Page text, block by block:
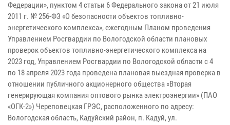
Федерации», пунктом 4 статьи 6 Федерального закона от 21 июля
2011 г. № 256-ФЗ «О безопасности объектов топливно-
энергетического комплекса», ежегодным Планом проведения
Управлением Росгвардии по Вологодской области плановых
проверок объектов топливно-энергетического комплекса на
2023 год, Управлением Росгвардии по Вологодской области с 4
по 18 апреля 2023 года проведена плановая выездная проверка в
отношении публичного акционерного общества «Вторая
генерирующая компания оптового рынка электроэнергии» (ПАО
«ОГК-2») Череповецкая ГРЭС, расположенного по адресу:
Вологодская область, Кадуйский район, п. Кадуй, ул.